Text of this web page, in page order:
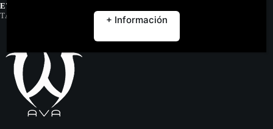
ETIQUETAS:
TATTOO
TERMOCOPIADORA
+ Información